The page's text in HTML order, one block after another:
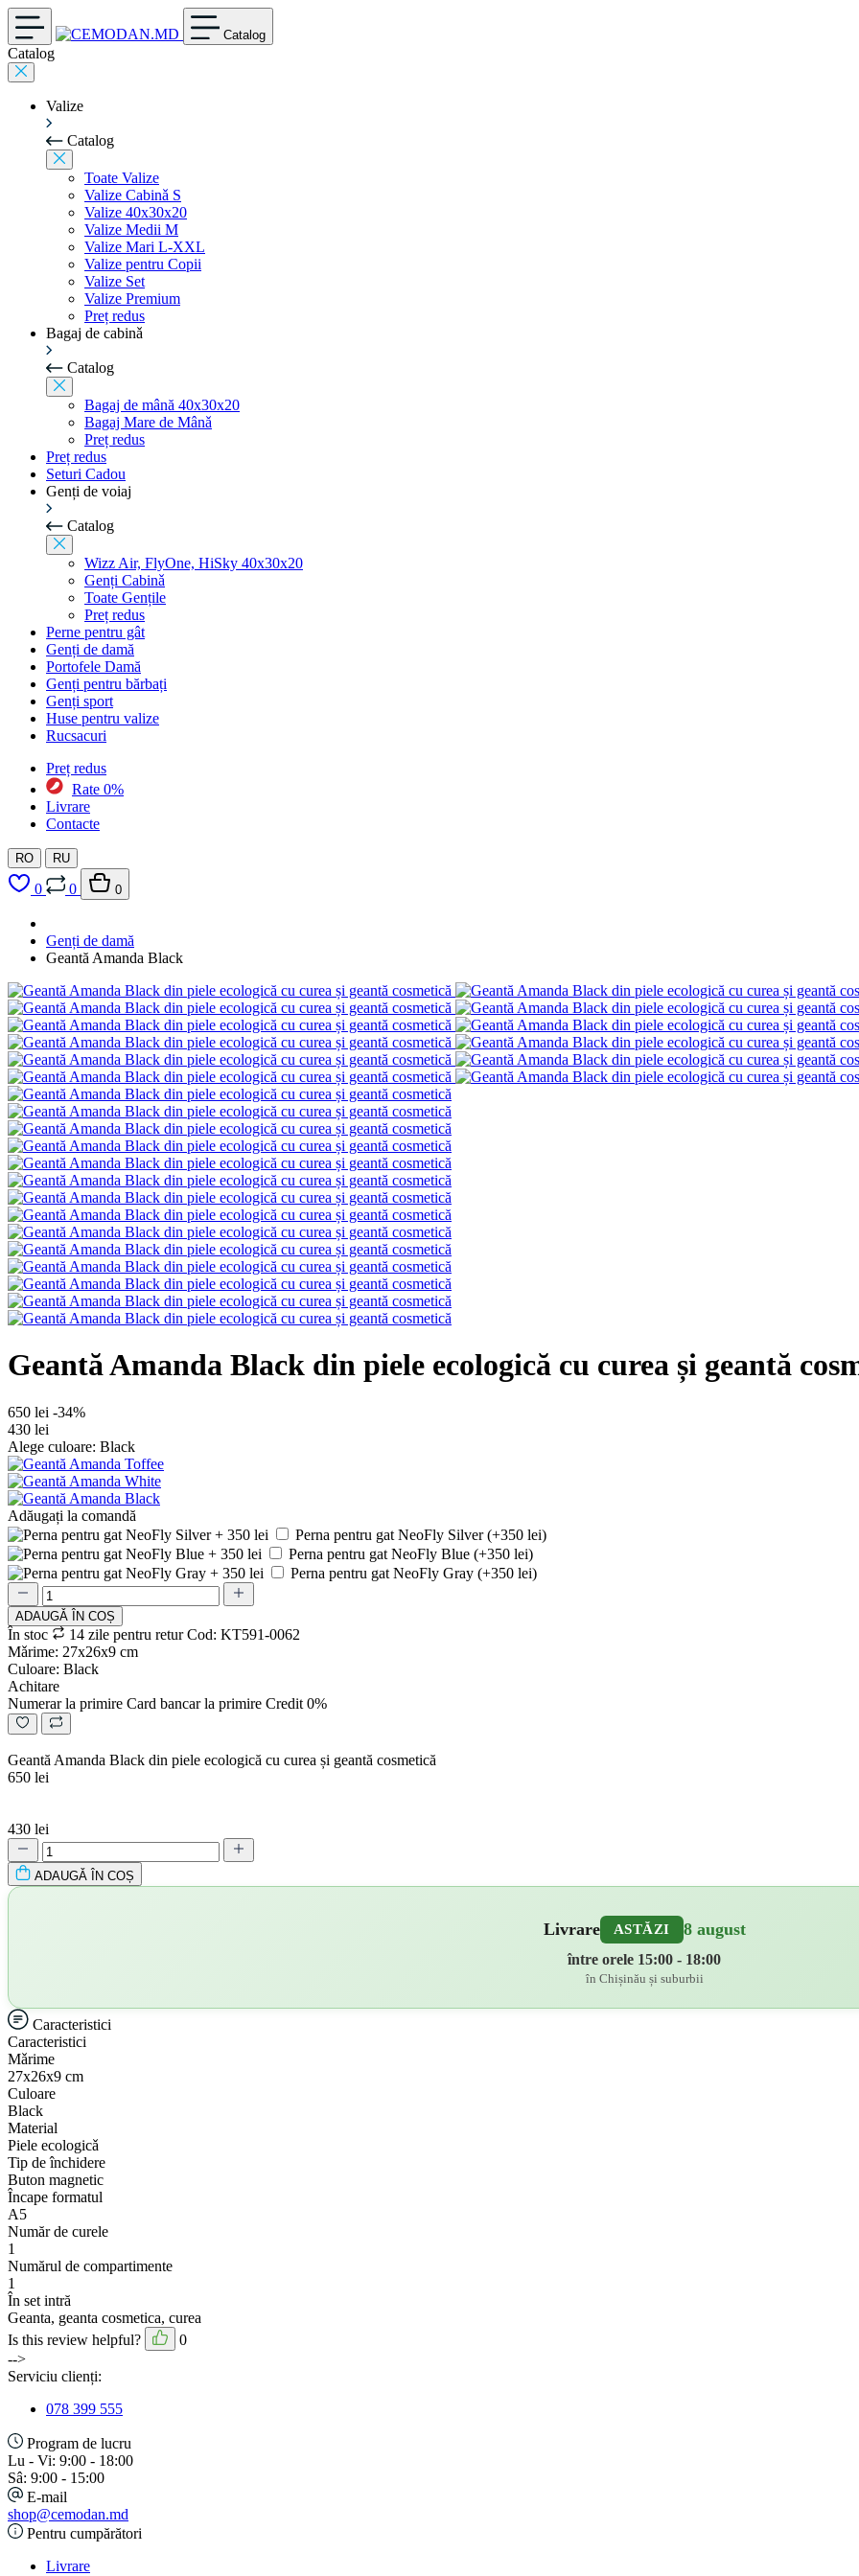
Catalog
Catalog
Valize
Catalog
Toate Valize
Valize Cabinǎ S
Valize 40x30x20
Valize Medii M
Valize Mari L-XXL
Valize pentru Copii
Valize Set
Valize Premium
Preț redus
Bagaj de cabinǎ
Catalog
Bagaj de mână 40x30x20
Bagaj Mare de Mânǎ
Preț redus
Preț redus
Seturi Cadou
Genți de voiaj
Catalog
Wizz Air, FlyOne, HiSky 40x30x20
Genți Cabinǎ
Toate Gențile
Preț redus
Perne pentru gât
Genți de damă
Portofele Damă
Genți pentru bărbați
Genți sport
Huse pentru valize
Rucsacuri
Preț redus
Rate 0%
Livrare
Contacte
RO RU
0 0 0
Genți de damă
Geantă Amanda Black
Geantă Amanda Black din piele ecologică cu curea și geantă
650 lei -34%
430 lei
Alege culoare: Black
Adăugați la comandă
Perna pentru gat NeoFly Silver (+350 lei)
Perna pentru gat NeoFly Blue (+350 lei)
Perna pentru gat NeoFly Gray (+350 lei)
ADAUGǍ ÎN COȘ
În stoc 14 zile pentru returCod: KT591-0062
Mǎrime: 27х26х9 cm
Culoare: Black
Achitare
Numerar la primire Card bancar la primire Credit 0%
Geantă Amanda Black din piele ecologică cu curea și geantă cosmetică
650 lei
430 lei
ADAUGǍ ÎN COȘ
Livrare ASTĂZI 8 august
între orele 15:00 - 18:00
în Chișinău și suburbii
Caracteristici
Caracteristici
Mǎrime
27х26х9 cm
Culoare
Black
Material
Piele ecologicǎ
Tip de închidere
Buton magnetic
Încape formatul
A5
Număr de curele
1
Numărul de compartimente
1
În set intră
Geanta, geanta cosmetica, curea
Is this review helpful?
0
-->
Serviciu clienți:
078 399 555
Program de lucru
Lu - Vi: 9:00 - 18:00
Sâ: 9:00 - 15:00
E-mail
shop@cemodan.md
Pentru cumpărători
Livrare